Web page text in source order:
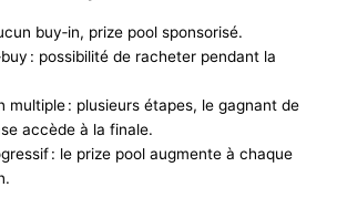
buy‑in, prize pool sponsorisé.
: possibilité de racheter pendant la
multiple : plusieurs étapes, le gagnant de
accède à la finale.
: le prize pool augmente à chaque